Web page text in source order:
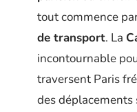
tout commence
de transport. La
incontournable
traversent Paris
des déplacements